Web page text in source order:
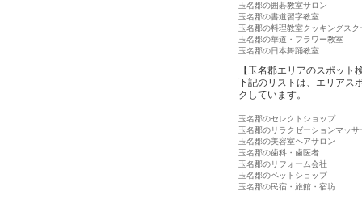
玉名郡の囲碁教室サロン
玉名郡の書道習字教室
玉名郡の料理教室クッキングスク
玉名郡の華道・フラワー教室
玉名郡の日本舞踊教室
【玉名郡エリアのスポット
下記のリストは、エリアス
クしています。
玉名郡のセレクトショップ
玉名郡のリラクゼーションマッサ
玉名郡の美容室ヘアサロン
玉名郡の歯科・歯医者
玉名郡のリフォーム会社
玉名郡のペットショップ
玉名郡の民宿・旅館・宿坊